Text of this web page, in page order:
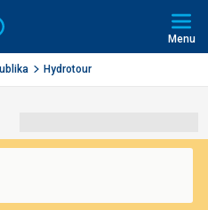
Prihlásiť
Menu
Hydrotour